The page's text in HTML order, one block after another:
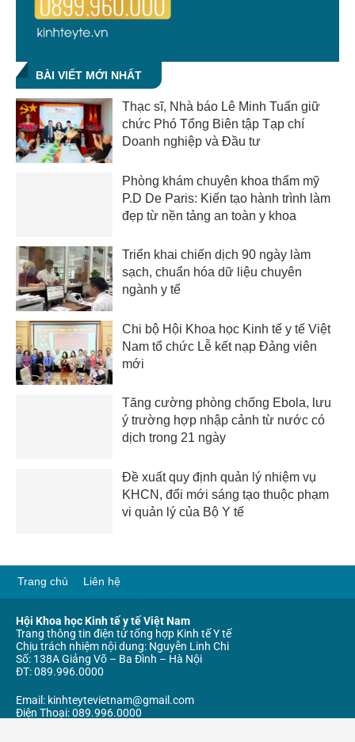
BÀI VIẾT MỚI NHẤT
Thạc sĩ, Nhà báo Lê Minh Tuấn giữ
chức Phó Tổng Biên tập Tạp chí
Doanh nghiệp và Đầu tư
Phòng khám chuyên khoa thẩm mỹ
P.D De Paris: Kiến tạo hành trình làm
đẹp từ nền tảng an toàn y khoa
Triển khai chiến dịch 90 ngày làm
sạch, chuẩn hóa dữ liệu chuyên
ngành y tế
Chi bộ Hội Khoa học Kinh tế y tế Việt
Nam tổ chức Lễ kết nạp Đảng viên
mới
Tăng cường phòng chống Ebola, lưu
ý trường hợp nhập cảnh từ nước có
dịch trong 21 ngày
Đề xuất quy định quản lý nhiệm vụ
KHCN, đổi mới sáng tạo thuộc phạm
vi quản lý của Bộ Y tế
Trang chủ Liên hệ
Hội Khoa học Kinh tế y tế Việt Nam
Trang thông tin điện tử tổng hợp Kinh tế Y tế
Chịu trách nhiệm nội dung: Nguyễn Linh Chi
Số: 138A Giảng Võ – Ba Đình – Hà Nội
ĐT: 089.996.0000
Email: kinhteytevietnam@gmail.com
Điện Thoại: 089.996.0000